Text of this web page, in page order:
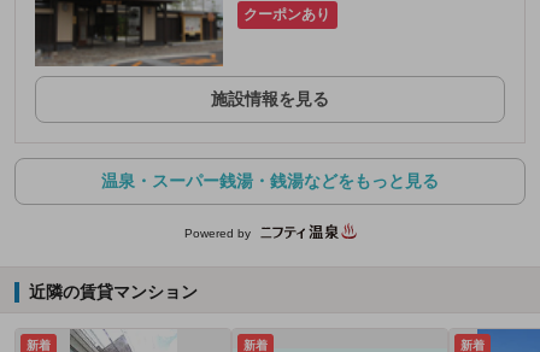
クーポンあり
施設情報を見る
温泉・スーパー銭湯・銭湯などをもっと見る
Powered by
近隣の賃貸マンション
新着 新着 新着